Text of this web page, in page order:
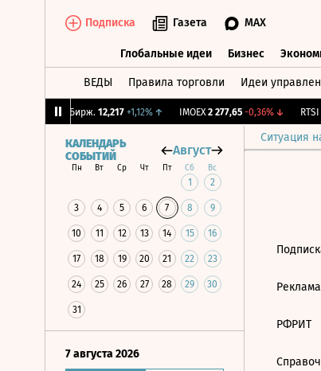
Подписка Газета MAX
Глобальные идеи Бизнес
ВЕДЫ Правила торговли Идеи
CNY Бирж. 12,217 +1,12%↑ IMOEX 2 277,65 -0,36%↓ RTSI
Ситуация
КАЛЕНДАРЬ
СОБЫТИЙ
Август
Пн Вт Ср Чт Пт Сб Вс
1 2
3 4 5 6 7 8 9
10 11 12 13 14 15 16
17 18 19 20 21 22 23
24 25 26 27 28 29 30
31
7 августа 2026
Реклама
РФРИТ